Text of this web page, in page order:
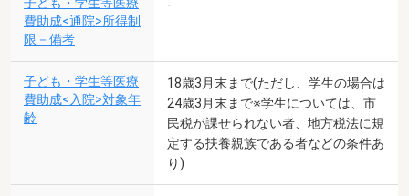
子ども・学生等医療
費助成<通院>所得制
限－備考
-
子ども・学生等医療
費助成<入院>対象年
齢
18歳3月末まで(ただし、学生の場合は
24歳3月末まで※学生については、市
民税が課せられない者、地方税法に規
定する扶養親族である者などの条件あ
り)